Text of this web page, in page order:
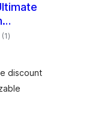
(1전
체)
discount